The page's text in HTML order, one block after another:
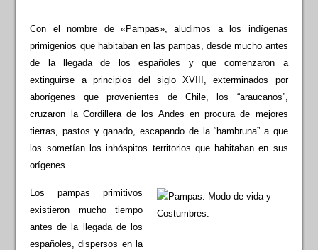
Con el nombre de «Pampas», aludimos a los indígenas
primigenios que habitaban en las pampas, desde mucho antes
de la llegada de los españoles y que comenzaron a
extinguirse a principios del siglo XVIII, exterminados por
aborígenes que provenientes de Chile, los “araucanos”,
cruzaron la Cordillera de los Andes en procura de mejores
tierras, pastos y ganado, escapando de la “hambruna” a que
los sometían los inhóspitos territorios que habitaban en sus
orígenes.
Los pampas primitivos
existieron mucho tiempo
antes de la llegada de los
españoles, dispersos en la